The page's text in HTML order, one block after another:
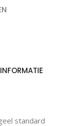
standard